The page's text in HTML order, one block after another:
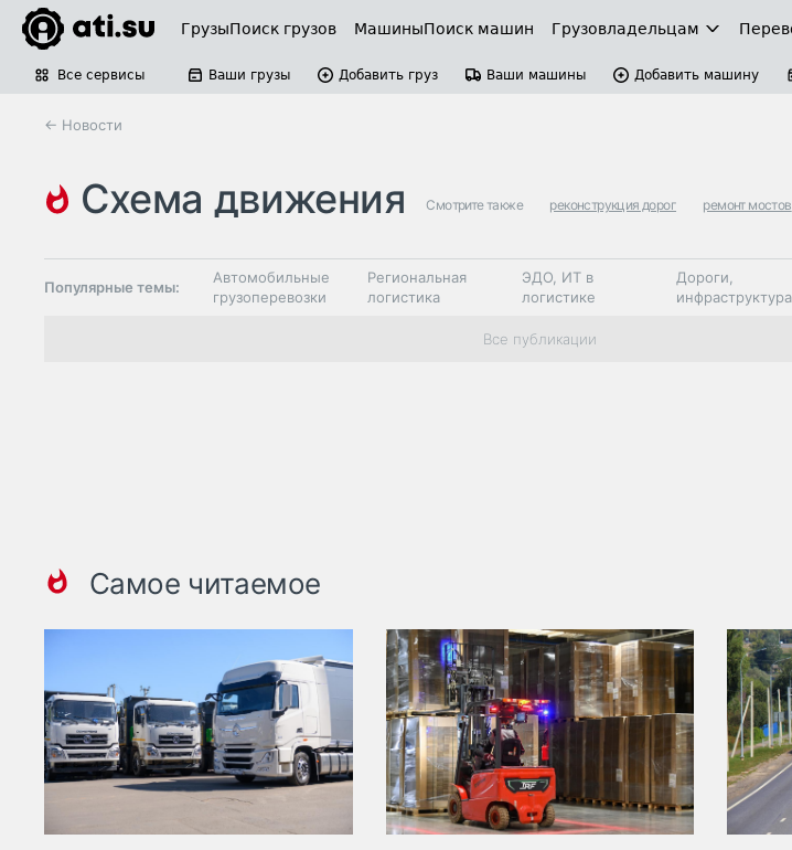
ГрузыПоиск грузов МашиныПоиск машин Грузовладельцам
Все сервисы Ваши грузы Добавить груз Ваши машины Добавить машину
← Новости
схема движения Смотрите также реконструкция дорог ремонт мостов
Популярные темы:
Автомобильные
грузоперевозки
Региональная
логистика
ЭДО, ИТ в
логистике
Дороги,
инфраструктура
Коммерческий
транспорт
Все публикации
Самое читаемое